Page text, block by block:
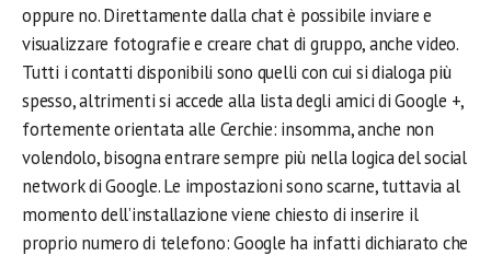
oppure no. Direttamente dalla chat è possibile inviare e
visualizzare fotografie e creare chat di gruppo, anche video.
Tutti i contatti disponibili sono quelli con cui si dialoga più
spesso, altrimenti si accede alla lista degli amici di Google +,
fortemente orientata alle Cerchie: insomma, anche non
volendolo, bisogna entrare sempre più nella logica del social
network di Google. Le impostazioni sono scarne, tuttavia al
momento dell’installazione viene chiesto di inserire il
proprio numero di telefono: Google ha infatti dichiarato che